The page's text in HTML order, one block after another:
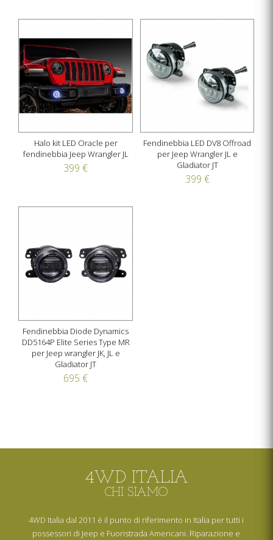
Halo kit LED Oracle per
fendinebbia Jeep Wrangler JL
399 €
Fendinebbia LED DV8 Offroad
per Jeep Wrangler JL e
Gladiator JT
399 €
Fendinebbia Diode Dynamics
DD5164P Elite Series Type MR
per Jeep wrangler JK, JL e
Gladiator JT
695 €
4WD ITALIA
CHI SIAMO
4WD Italia dal 2011 è il punto di riferimento in Italia per tutti i
possessori di Jeep e Fuoristrada Americani. Riparazione e